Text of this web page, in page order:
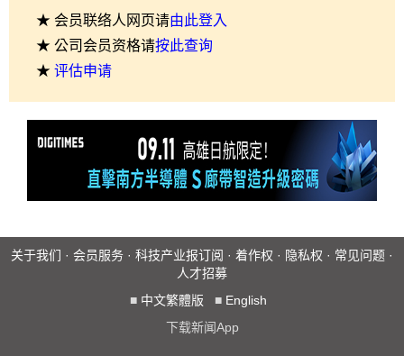
★ 会员联络人网页请由此登入
★ 公司会员资格请按此查询
★ 评估申请
关于我们 · 会员服务 · 科技产业报订阅 · 着作权 · 隐私权 · 常见问题 ·
人才招募
■ 中文繁體版 ■ English
下载新闻App